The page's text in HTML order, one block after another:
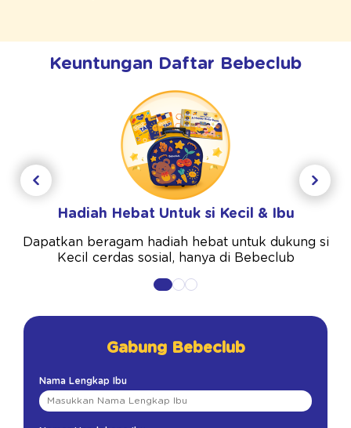
Keuntungan Daftar Bebeclub
Hadiah Hebat Untuk si Kecil & Ibu
Dapatkan beragam hadiah hebat untuk dukung si
Kecil cerdas sosial, hanya di Bebeclub
Gabung Bebeclub
Nama Lengkap Ibu